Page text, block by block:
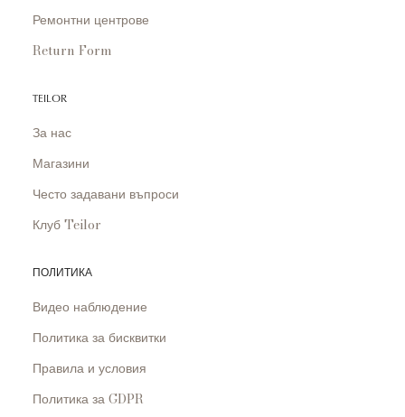
Ремонтни центрове
Return Form
TEILOR
За нас
Магазини
Често задавани въпроси
Клуб Teilor
ПОЛИТИКА
Видео наблюдение
Политика за бисквитки
Правила и условия
Политика за GDPR